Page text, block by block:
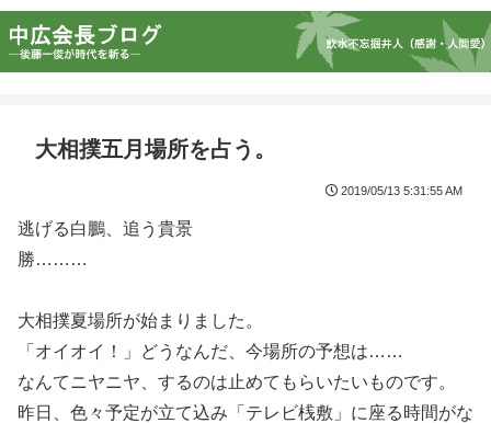
大相撲五月場所を占う。
2019/05/13 5:31:55 AM
逃げる白鵬、追う貴景
勝………
大相撲夏場所が始まりました。
「オイオイ！」どうなんだ、今場所の予想は……
なんてニヤニヤ、するのは止めてもらいたいものです。
昨日、色々予定が立て込み「テレビ桟敷」に座る時間がな